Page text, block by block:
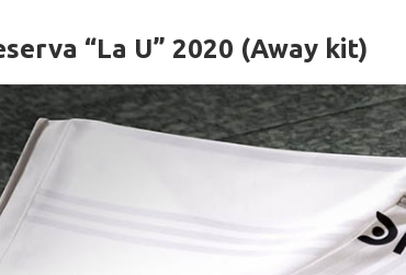
“La U” 2020 (Away kit)